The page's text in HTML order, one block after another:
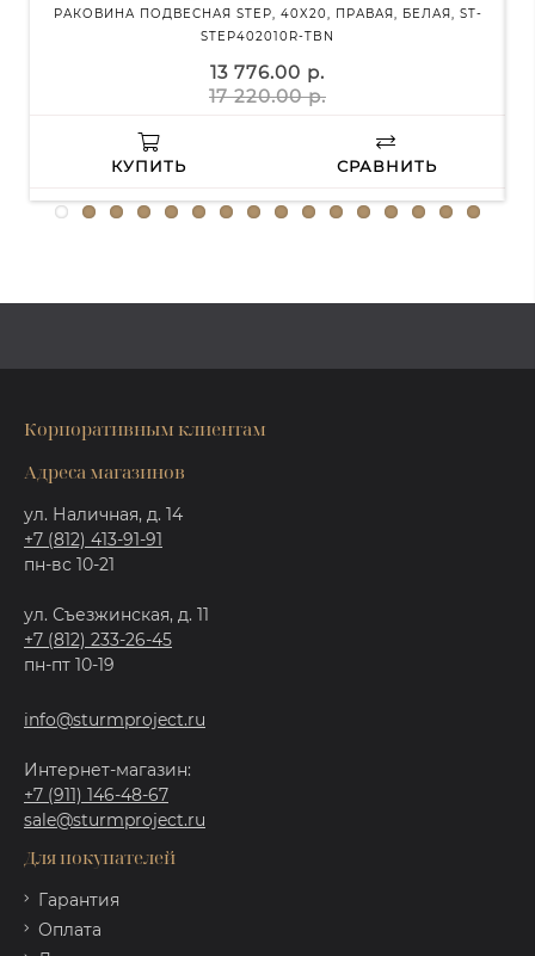
РАКОВИНА ПОДВЕСНАЯ STEP, 40X20, ПРАВАЯ, БЕЛАЯ, ST-
STEP402010R-TBN
13 776.00 р.
17 220.00 р.
КУПИТЬ СРАВНИТЬ
Корпоративным клиентам
Адреса магазинов
ул. Наличная, д. 14
+7 (812) 413-91-91
пн-вс 10-21
ул. Съезжинская, д. 11
+7 (812) 233-26-45
пн-пт 10-19
info@sturmproject.ru
Интернет-магазин:
+7 (911) 146-48-67
sale@sturmproject.ru
Для покупателей
Гарантия
Оплата